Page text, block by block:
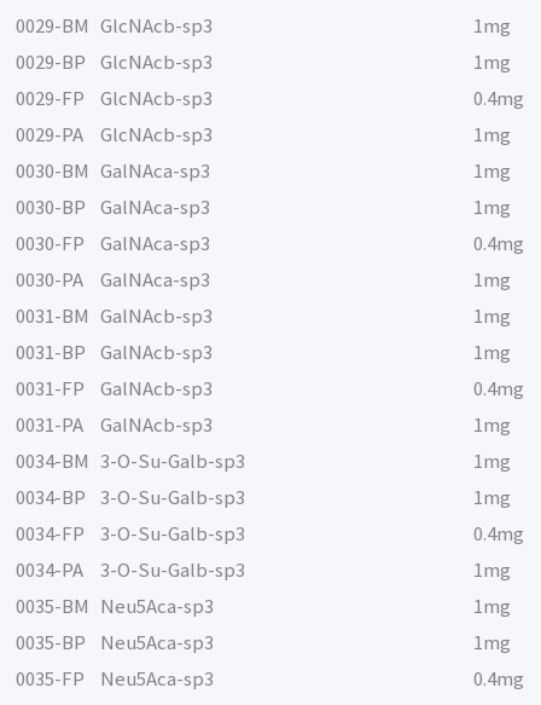
0029-BM
GlcNAcb-sp3
1mg
0029-BP
GlcNAcb-sp3
1mg
0029-FP
GlcNAcb-sp3
0.4mg
0029-PA
GlcNAcb-sp3
1mg
0030-BM
GalNAca-sp3
1mg
0030-BP
GalNAca-sp3
1mg
0030-FP
GalNAca-sp3
0.4mg
0030-PA
GalNAca-sp3
1mg
0031-BM
GalNAcb-sp3
1mg
0031-BP
GalNAcb-sp3
1mg
0031-FP
GalNAcb-sp3
0.4mg
0031-PA
GalNAcb-sp3
1mg
0034-BM
3-O-Su-Galb-sp3
1mg
0034-BP
3-O-Su-Galb-sp3
1mg
0034-FP
3-O-Su-Galb-sp3
0.4mg
0034-PA
3-O-Su-Galb-sp3
1mg
0035-BM
Neu5Aca-sp3
1mg
0035-BP
Neu5Aca-sp3
1mg
0035-FP
Neu5Aca-sp3
0.4mg